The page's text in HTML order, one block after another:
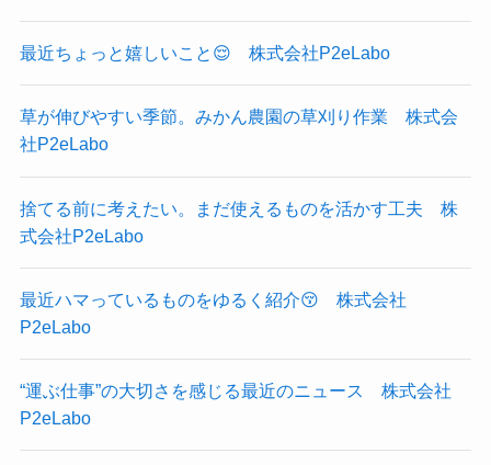
最近ちょっと嬉しいこと😌 株式会社P2eLabo
草が伸びやすい季節。みかん農園の草刈り作業 株式会
社P2eLabo
捨てる前に考えたい。まだ使えるものを活かす工夫 株
式会社P2eLabo
最近ハマっているものをゆるく紹介😚 株式会社
P2eLabo
“運ぶ仕事”の大切さを感じる最近のニュース 株式会社
P2eLabo